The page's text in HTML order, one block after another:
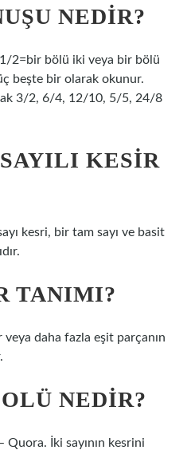
NEDIR?
2=bir bölü iki veya bir bölü
beşte bir olarak okunur.
3/2, 6/4, 12/10, 5/5, 24/8
KESIR
kesri, bir tam sayı ve basit
TANIMI?
daha fazla eşit parçanın
NEDIR?
Quora. İki sayının kesrini